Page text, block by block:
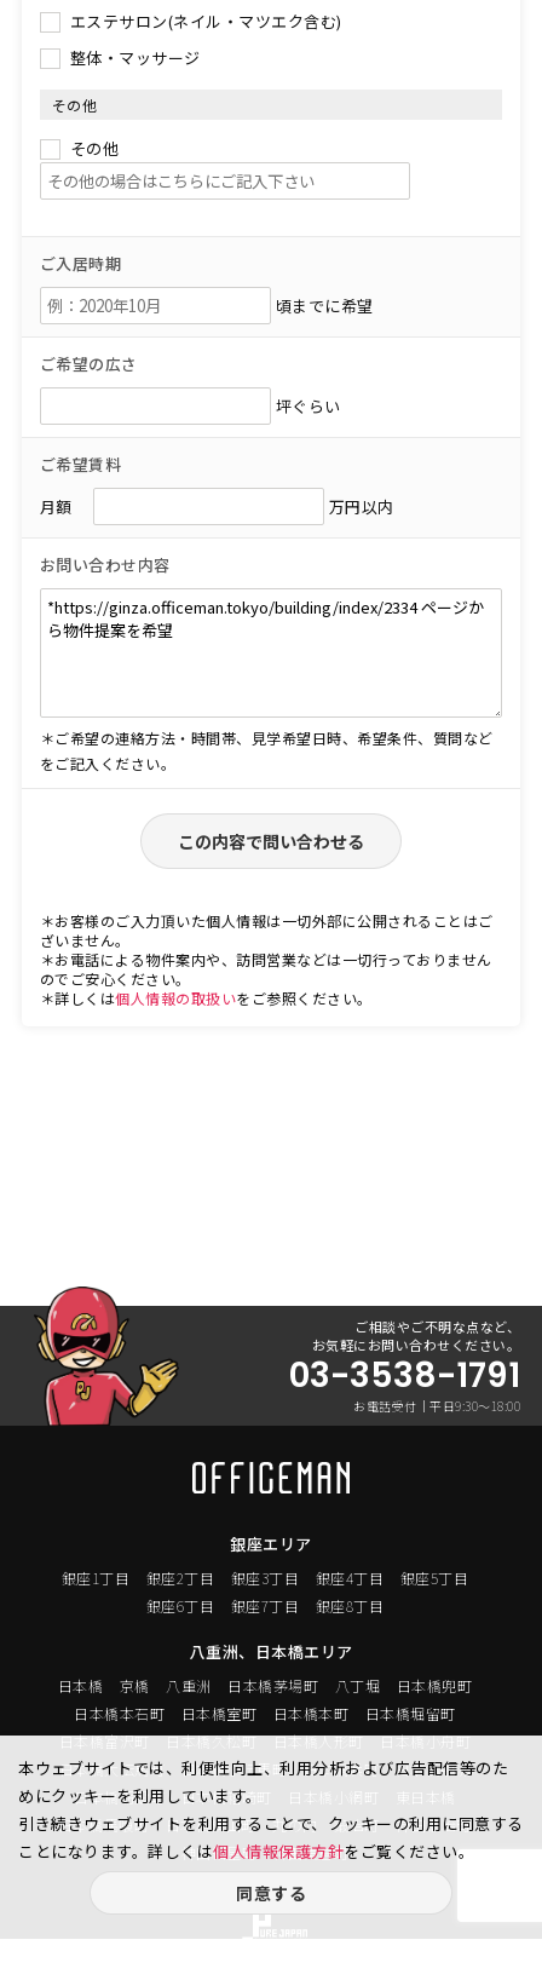
エステサロン(ネイル・マツエク含む)
整体・マッサージ
その他
その他
ご入居時期
頃までに希望
ご希望の広さ
坪ぐらい
ご希望賃料
月額
万円以内
お問い合わせ内容
＊ご希望の連絡方法・時間帯、見学希望日時、希望条件、質問など
をご記入ください。
この内容で問い合わせる
＊お客様のご入力頂いた個人情報は一切外部に公開されることはご
ざいません。
＊お電話による物件案内や、訪問営業などは一切行っておりません
のでご安心ください。
＊詳しくは個人情報の取扱いをご参照ください。
ご相談やご不明な点など、
お気軽にお問い合わせください。
03-3538-1791
お電話受付｜平日9:30〜18:00
銀座エリア
銀座1丁目 銀座2丁目 銀座3丁目 銀座4丁目
銀座5丁目
銀座6丁目
銀座7丁目 銀座8丁目
八重洲、日本橋エリア
日本橋 京橋 八重洲 日本橋茅場町 八丁堀
日本橋兜町
日本橋本石町
日本橋室町 日本橋本町
日本橋堀留町
日本橋富沢町
日本橋久松町 日本橋人形町
日本橋小舟町
日本橋大伝馬町
日本橋小伝馬町 日本橋浜町
日本橋中洲
日本橋蛎殻町
日本橋箱崎町 日本橋小網町
東日本橋
日本橋馬喰町
日本橋横山町 丸の内 鍛冶町
神田鍛冶町
神田紺屋町
神田美倉町
本ウェブサイトでは、利便性向上、利用分析および広告配信等のた
めにクッキーを利用しています。
引き続きウェブサイトを利用することで、クッキーの利用に同意する
ことになります。詳しくは個人情報保護方針をご覧ください。
同意する